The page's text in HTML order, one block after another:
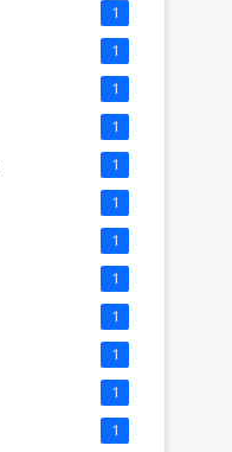
1
1
1
1
1
1
1
1
1
1
1
1